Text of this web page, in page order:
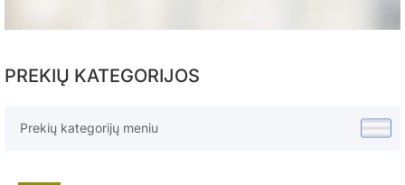
PREKIŲ KATEGORIJOS
Prekių kategorijų meniu